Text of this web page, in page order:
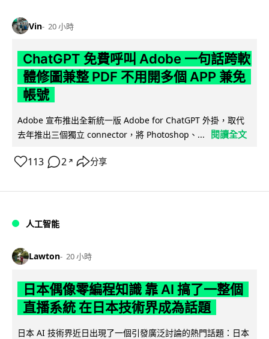
Vin 20 小時
ChatGPT 免費呼叫 Adobe 一句話跨軟
體修圖兼整 PDF 不用開多個 APP 兼免
帳號
Adobe 宣布推出全新統一版 Adobe for ChatGPT 外掛，取代
去年推出三個獨立 connector，將 Photoshop、...
閱讀全文
113 2 ↗ 分享
人工智能
Lawton 20 小時
日本偶像零編程知識 靠 AI 搞了一整個
直播系統 在日本技術界成為話題
日本 AI 技術界近日出現了一個引發廣泛討論的熱門話題：日本